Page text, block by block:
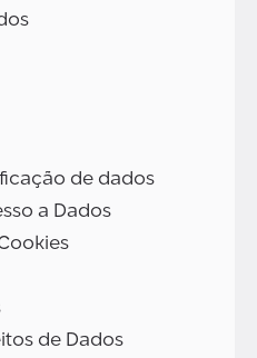
de dados
a Dados
de Dados